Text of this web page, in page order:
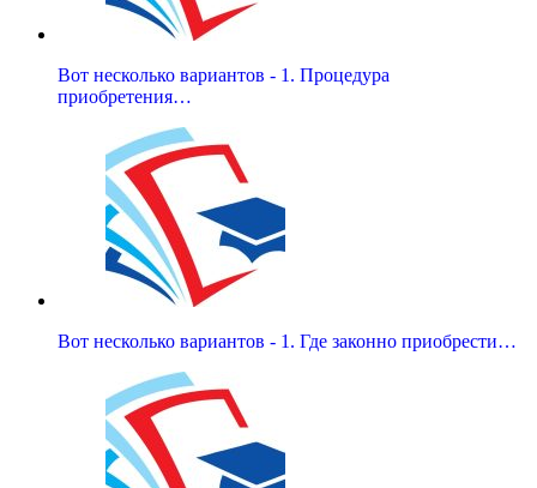
Вот несколько вариантов - 1. Процедура
приобретения…
Вот несколько вариантов - 1. Где законно приобрести…